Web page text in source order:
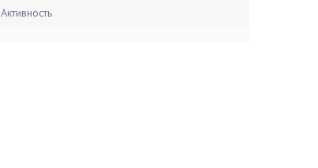
Активность